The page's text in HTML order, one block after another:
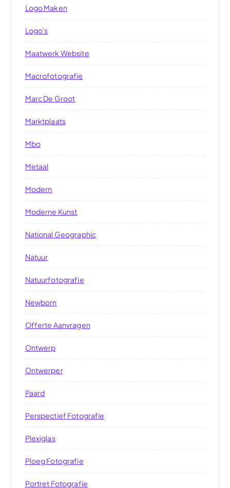
Logo Maken
Logo's
Maatwerk Website
Macrofotografie
Marc De Groot
Marktplaats
Mbo
Metaal
Modern
Moderne Kunst
National Geographic
Natuur
Natuurfotografie
Newborn
Offerte Aanvragen
Ontwerp
Ontwerper
Paard
Perspectief Fotografie
Plexiglas
Ploeg Fotografie
Portret Fotografie